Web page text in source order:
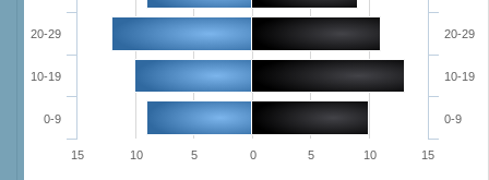
0-9
10-19
20-29
0-9
10-19
20-29
15 10 5 0 5 10 15